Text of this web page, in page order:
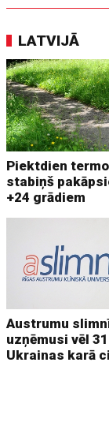
LATVIJĀ
Piektdien
stabiņš
+24 grādiem
Austrumu
uzņēmusi vēl 31
Ukrainas karā